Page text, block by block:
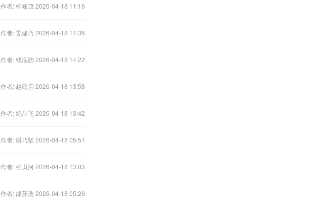
作者: 柳峰茂 2026-04-18 11:16
作者: 姜建巧 2026-04-18 14:36
作者: 钱滢韵 2026-04-18 14:22
作者: 赵欣启 2026-04-18 13:58
作者: 纪晶飞 2026-04-18 13:42
作者: 谢巧坚 2026-04-18 05:51
作者: 柳贞河 2026-04-18 13:03
作者: 邰莎浩 2026-04-18 05:26